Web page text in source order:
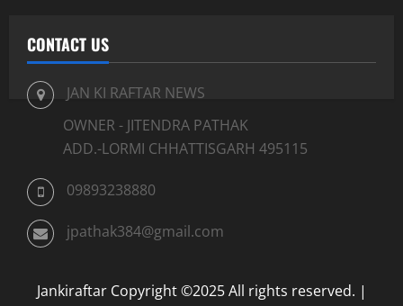
CONTACT US
JAN KI RAFTAR NEWS
OWNER - JITENDRA PATHAK
ADD.-LORMI CHHATTISGARH 495115
09893238880
jpathak384@gmail.com
Jankiraftar Copyright ©2025 All rights reserved. |